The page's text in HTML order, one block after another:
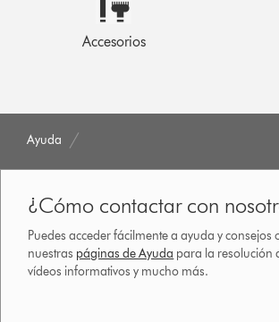
Accesorios
Ayuda
¿Cómo contactar con
Puedes acceder fácilmente a ayuda y consejos
nuestras páginas de Ayuda para la resolución
vídeos informativos y mucho más.